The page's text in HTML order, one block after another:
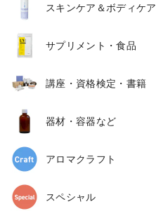
スキンケア＆ボディケア
サプリメント・食品
講座・資格検定・書籍
器材・容器など
アロマクラフト
スペシャル